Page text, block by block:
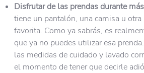
Disfrutar de las prendas durante
tiene un pantalón, una camisa u otra
favorita. Como ya sabrás, es
que ya no puedes utilizar esa
las medidas de cuidado y lavado
el momento de tener que decirle